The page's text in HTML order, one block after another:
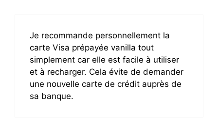
Je recommande personnellement la
carte Visa prépayée vanilla tout
simplement car elle est facile à utiliser
et à recharger. Cela évite de demander
une nouvelle carte de crédit auprès de
sa banque.